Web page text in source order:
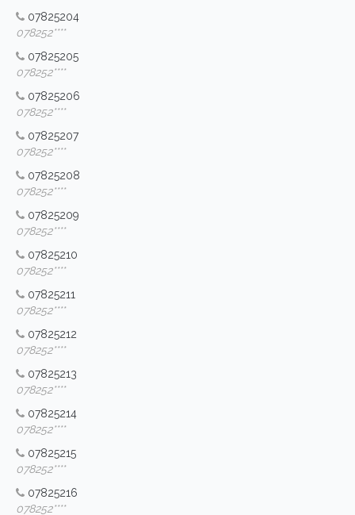
07825204
078252****
07825205
078252****
07825206
078252****
07825207
078252****
07825208
078252****
07825209
078252****
07825210
078252****
07825211
078252****
07825212
078252****
07825213
078252****
07825214
078252****
07825215
078252****
07825216
078252****